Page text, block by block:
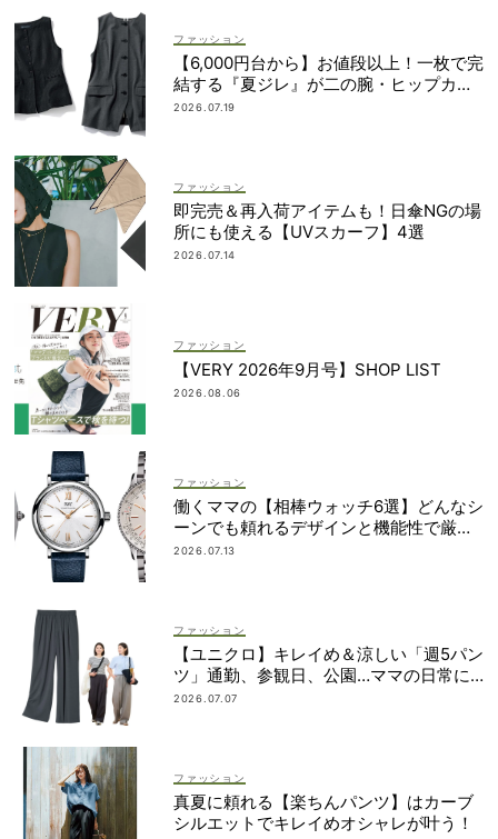
ファッション
【6,000円台から】お値段以上！一枚で完
結する『夏ジレ』が二の腕・ヒップカバ
ーに大活躍
2026.07.19
ファッション
即完売＆再入荷アイテムも！日傘NGの場
所にも使える【UVスカーフ】4選
2026.07.14
ファッション
【VERY 2026年9月号】SHOP LIST
2026.08.06
ファッション
働くママの【相棒ウォッチ6選】どんなシ
ーンでも頼れるデザインと機能性で厳
選！
2026.07.13
ファッション
【ユニクロ】キレイめ＆涼しい「週5パン
ツ」通勤、参観日、公園…ママの日常に
最適
2026.07.07
ファッション
真夏に頼れる【楽ちんパンツ】はカーブ
シルエットでキレイめオシャレが叶う！